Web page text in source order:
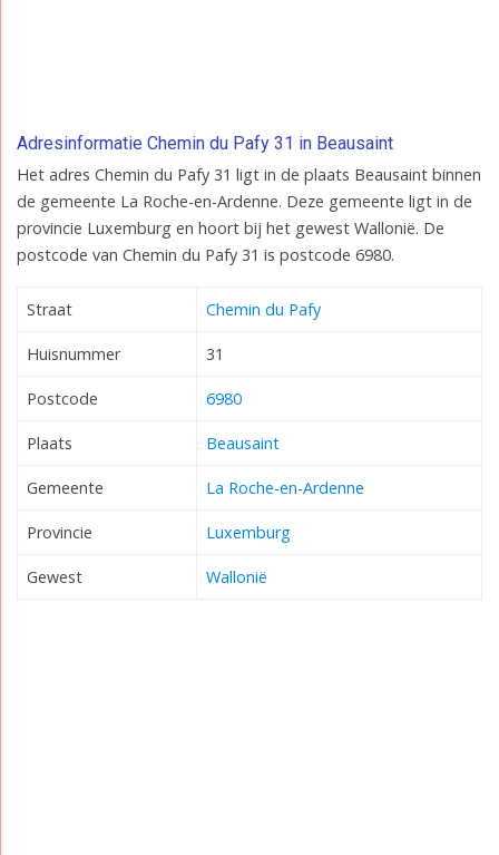
Adresinformatie Chemin du Pafy 31 in Beausaint
Het adres Chemin du Pafy 31 ligt in de plaats Beausaint binnen
de gemeente La Roche-en-Ardenne. Deze gemeente ligt in de
provincie Luxemburg en hoort bij het gewest Wallonië. De
postcode van Chemin du Pafy 31 is postcode 6980.
Straat Chemin du Pafy
Huisnummer 31
Postcode 6980
Plaats Beausaint
Gemeente La Roche-en-Ardenne
Provincie Luxemburg
Gewest Wallonië